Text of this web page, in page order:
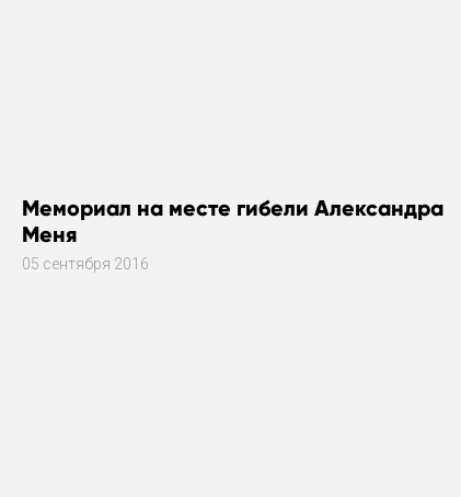
Мемориал на месте гибели Александра
Меня
05 сентября 2016